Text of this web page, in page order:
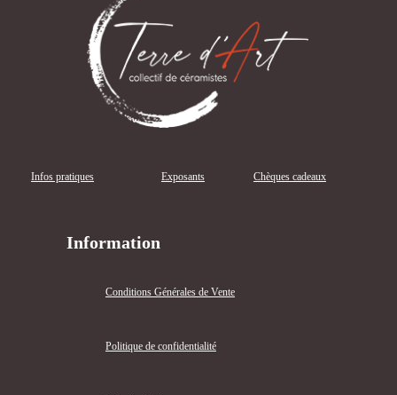
Infos pratiques Exposants Chèques cadeaux
Information
Conditions Générales de Vente
Politique de confidentialité